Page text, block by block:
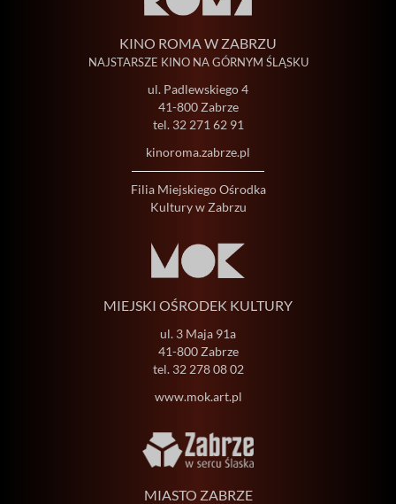
KINO ROMA W ZABRZU
NAJSTARSZE KINO NA GÓRNYM ŚLĄSKU
ul. Padlewskiego 4
41-800 Zabrze
tel. 32 271 62 91
kinoroma.zabrze.pl
Filia Miejskiego Ośrodka
Kultury w Zabrzu
MIEJSKI OŚRODEK KULTURY
ul. 3 Maja 91a
41-800 Zabrze
tel. 32 278 08 02
www.mok.art.pl
MIASTO ZABRZE